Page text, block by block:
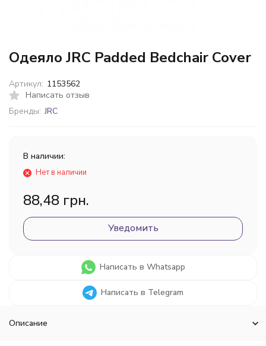
Одеяло JRC Padded Bedchair Cover
Написать отзыв
Бренды: JRC
Артикул: 1153562
В наличии:
Нет в наличии
88,48 грн.
Уведомить
Написать в Whatsapp
Написать в Telegram
Описание